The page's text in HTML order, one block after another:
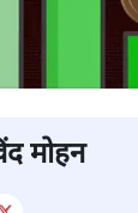
मोहन